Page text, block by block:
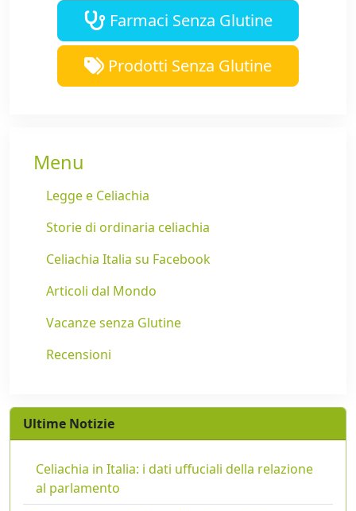
Farmaci Senza Glutine
Prodotti Senza Glutine
Menu
Legge e Celiachia
Storie di ordinaria celiachia
Celiachia Italia su Facebook
Articoli dal Mondo
Vacanze senza Glutine
Recensioni
Ultime Notizie
Celiachia in Italia: i dati uffuciali della relazione
al parlamento